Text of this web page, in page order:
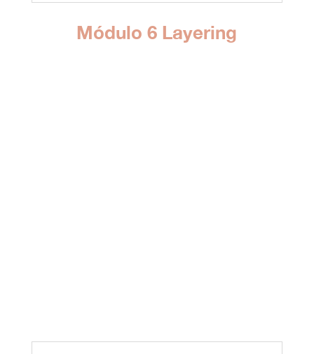
Módulo 6 Layering